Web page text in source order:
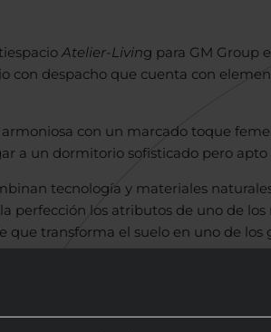
Atelier-Living para GM Group
con despacho que cuenta con
con un marcado toque
a un dormitorio sofisticado pero apto
tecnología y materiales
perfección los atributos de uno de
transforma el suelo en uno de los